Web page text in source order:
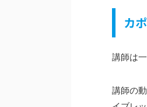
カ
講師は
講師の